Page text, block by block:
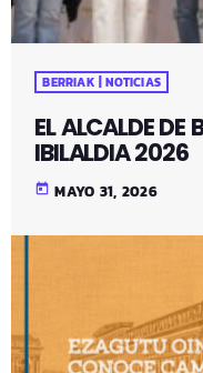
BERRIAK | NOTICIAS
EL ALCALDE DE
IBILALDIA 2026
today MAYO 31, 2026